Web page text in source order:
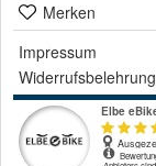
Merken
Impressum
Widerrufsbelehrung